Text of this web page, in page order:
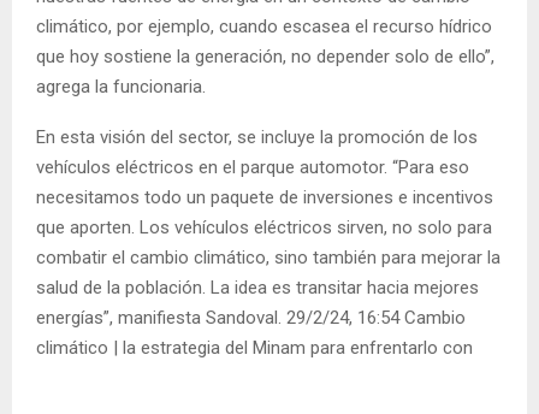
climático, por ejemplo, cuando escasea el recurso hídrico
que hoy sostiene la generación, no depender solo de ello”,
agrega la funcionaria.
En esta visión del sector, se incluye la promoción de los
vehículos eléctricos en el parque automotor. “Para eso
necesitamos todo un paquete de inversiones e incentivos
que aporten. Los vehículos eléctricos sirven, no solo para
combatir el cambio climático, sino también para mejorar la
salud de la población. La idea es transitar hacia mejores
energías”, manifiesta Sandoval. 29/2/24, 16:54 Cambio
climático | la estrategia del Minam para enfrentarlo con